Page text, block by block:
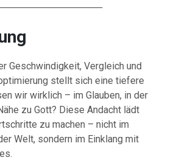
Geschwindigkeit, Vergleich und
stellt sich eine tiefere
wir wirklich – im Glauben, in der
zu Gott? Diese Andacht lädt
zu machen – nicht im
Welt, sondern im Einklang mit